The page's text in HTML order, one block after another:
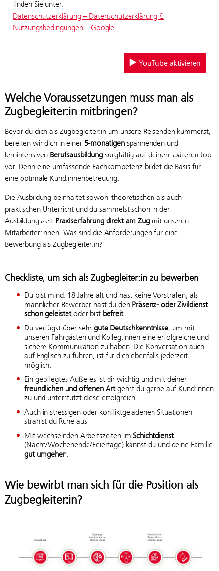
finden Sie unter:
Datenschutzerklärung – Datenschutzerklärung &
Nutzungsbedingungen – Google
YouTube aktivieren
Welche Voraussetzungen muss man als
Zugbegleiter:in mitbringen?
Bevor du dich als Zugbegleiter:in um unsere Reisenden kümmerst,
bereiten wir dich in einer 5-monatigen spannenden und
lernintensiven Berufsausbildung sorgfältig auf deinen späteren Job
vor. Denn eine umfassende Fachkompetenz bildet die Basis für
eine optimale Kund:innenbetreuung.
Die Ausbildung beinhaltet sowohl theoretischen als auch
praktischen Unterricht und du sammelst schon in der
Ausbildungszeit Praxiserfahrung direkt am Zug mit unseren
Mitarbeiter:innen. Was sind die Anforderungen für eine
Bewerbung als Zugbegleiter:in?
Checkliste, um sich als Zugbegleiter:in zu bewerben
Du bist mind. 18 Jahre alt und hast keine Vorstrafen; als
männlicher Bewerber hast du den Präsenz- oder Zivildienst
schon geleistetoder bist befreit.
Du verfügst über sehr gute Deutschkenntnisse , um mit
unseren Fahrgästen und Kolleg:innen eine erfolgreiche und
sichere Kommunikation zu haben. Die Konversation auch
auf Englisch zu führen, ist für dich ebenfalls jederzeit
möglich.
Ein gepflegtes Äußeres ist dir wichtig und mit deiner
freundlichen und offenen Artgehst du gerne auf Kund:innen
zu und unterstützt diese erfolgreich.
Auch in stressigen oder konfliktgeladenen Situationen
strahlst du Ruhe aus.
Mit wechselnden Arbeitszeiten im Schichtdienst
(Nacht/Wochenende/Feiertage) kannst du und deine Familie
gut umgehen
Wie bewirbt man sich für die Position als
Zugbegleiter:in?